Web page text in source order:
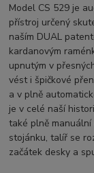
Model CS 529 je
přístroj určený
naším DUAL
kardanovým
upnutým v
vést i špičkové
a v plně
je v celé naší
také plně
stojánku, talíř se
začátek desky a